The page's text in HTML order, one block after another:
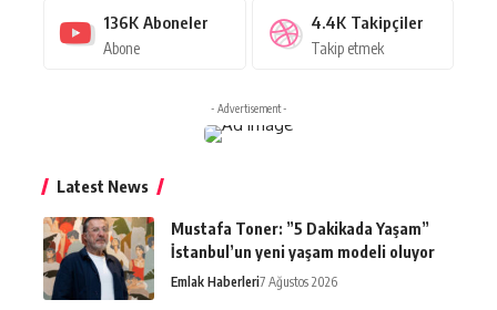
136K Aboneler
Abone
4.4K Takipçiler
Takip etmek
- Advertisement -
Latest News
Mustafa Toner: ”5 Dakikada Yaşam”
İstanbul’un yeni yaşam modeli oluyor
Emlak Haberleri7 Ağustos 2026